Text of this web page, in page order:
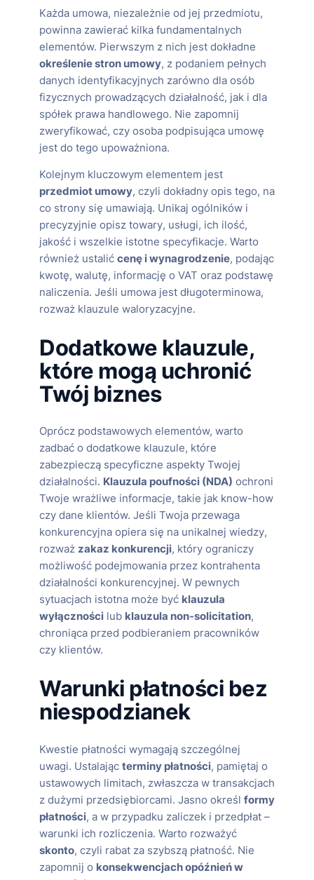
Każda umowa, niezależnie od jej przedmiotu,
powinna zawierać kilka fundamentalnych
elementów. Pierwszym z nich jest dokładne
określenie stron umowy, z podaniem pełnych
danych identyfikacyjnych zarówno dla osób
fizycznych prowadzących działalność, jak i dla
spółek prawa handlowego. Nie zapomnij
zweryfikować, czy osoba podpisująca umowę
jest do tego upoważniona.
Kolejnym kluczowym elementem jest
przedmiot umowy, czyli dokładny opis tego, na
co strony się umawiają. Unikaj ogólników i
precyzyjnie opisz towary, usługi, ich ilość,
jakość i wszelkie istotne specyfikacje. Warto
również ustalić cenę i wynagrodzenie, podając
kwotę, walutę, informację o VAT oraz podstawę
naliczenia. Jeśli umowa jest długoterminowa,
rozważ klauzule waloryzacyjne.
Dodatkowe klauzule,
które mogą uchronić
Twój biznes
Oprócz podstawowych elementów, warto
zadbać o dodatkowe klauzule, które
zabezpieczą specyficzne aspekty Twojej
działalności. Klauzula poufności (NDA) ochroni
Twoje wrażliwe informacje, takie jak know-how
czy dane klientów. Jeśli Twoja przewaga
konkurencyjna opiera się na unikalnej wiedzy,
rozważ zakaz konkurencji, który ograniczy
możliwość podejmowania przez kontrahenta
działalności konkurencyjnej. W pewnych
sytuacjach istotna może być klauzula
wyłączności lub klauzula non-solicitation,
chroniąca przed podbieraniem pracowników
czy klientów.
Warunki płatności bez
niespodzianek
Kwestie płatności wymagają szczególnej
uwagi. Ustalając terminy płatności, pamiętaj o
ustawowych limitach, zwłaszcza w transakcjach
z dużymi przedsiębiorcami. Jasno określ formy
płatności, a w przypadku zaliczek i przedpłat –
warunki ich rozliczenia. Warto rozważyć
skonto, czyli rabat za szybszą płatność. Nie
zapomnij o konsekwencjach opóźnień w